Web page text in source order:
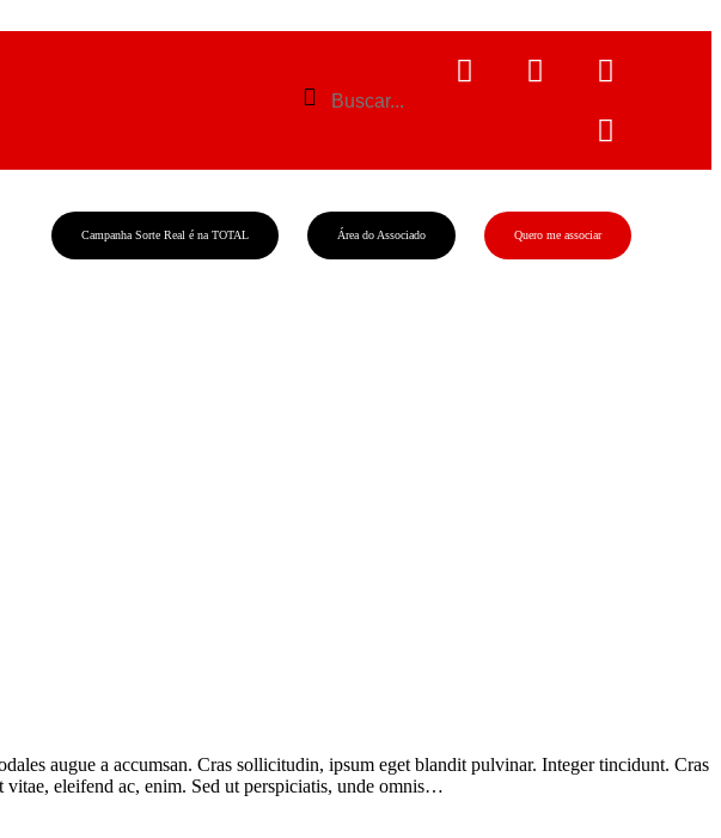
Campanha Sorte Real é na TOTAL Área do Associado Quero me associar
augue a accumsan. Cras sollicitudin, ipsum eget blandit pulvinar. Integer tincidunt. Cras
eleifend ac, enim. Sed ut perspiciatis, unde omnis…